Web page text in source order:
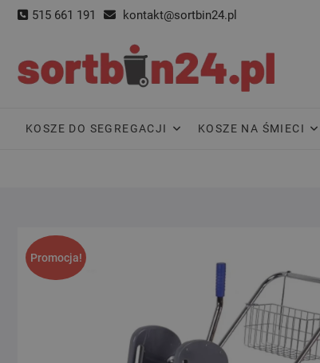
Skip
515 661 191 kontakt@sortbin24.pl
KOSZE DO SEGREGACJI KOSZE NA ŚMIECI
Promocja!